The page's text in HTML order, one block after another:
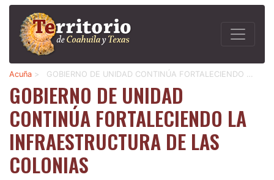
Acuña > GOBIERNO DE UNIDAD CONTINÚA FORTALECIENDO …
GOBIERNO DE UNIDAD
CONTINÚA FORTALECIENDO LA
INFRAESTRUCTURA DE LAS
COLONIAS